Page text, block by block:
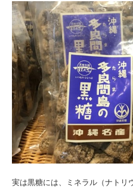
実は黒糖には、ミネラル（ナトリ